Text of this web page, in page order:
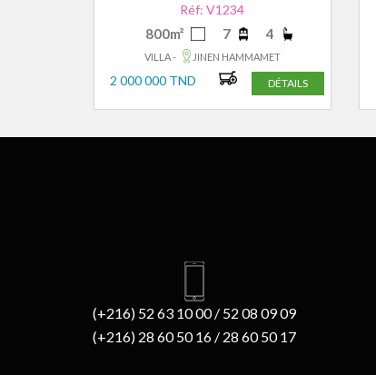
Réf: V1234
800m² 7 4
VILLA - JINEN HAMMAMET
2 000 000 TND DÉTAILS
(+216) 52 63 10 00 / 52 08 09 09
(+216) 28 60 50 16 / 28 60 50 17